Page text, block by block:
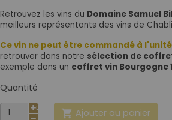
Retrouvez les vins du Domaine Samuel
meilleurs représentants des vins de
Ce vin ne peut être commandé à
retrouver dans notre sélection de
exemple dans un coffret vin Bourgogne
Quantité
 Ajouter au panier